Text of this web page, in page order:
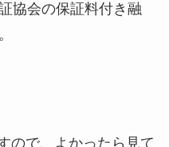
協会の保証料付き融
ので、よかったら見て